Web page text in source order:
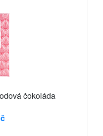
čokoláda